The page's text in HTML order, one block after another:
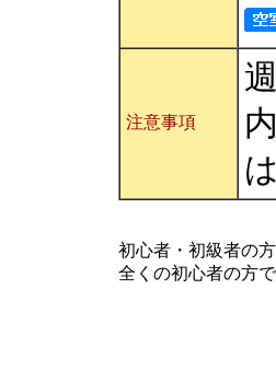
注意事項
初心者・初級者の
全くの初心者の方